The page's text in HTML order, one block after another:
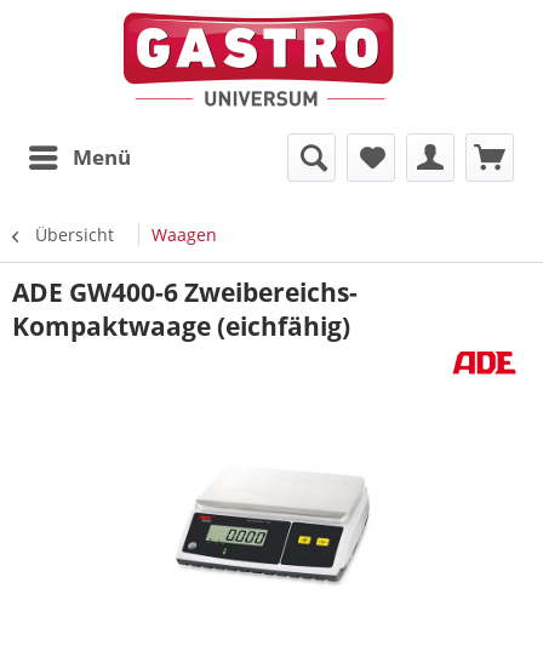
Menü
Übersicht Waagen
ADE GW400-6 Zweibereichs-
Kompaktwaage (eichfähig)